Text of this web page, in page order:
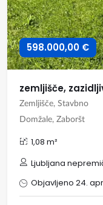
598.000,00 €
zemljišče,
Zemljišče, Stavbno
Domžale, Zaboršt
1,08 m²
Ljubljana
Objavljeno 24.